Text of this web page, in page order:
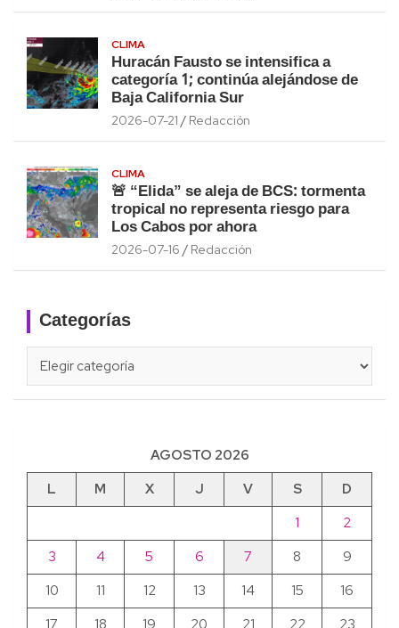
CLIMA
Huracán Fausto se intensifica a
categoría 1; continúa alejándose de
Baja California Sur
2026-07-21 Redacción
CLIMA
🚨 “Elida” se aleja de BCS: tormenta
tropical no representa riesgo para
Los Cabos por ahora
2026-07-16 Redacción
Categorías
AGOSTO 2026
L
M X J V S
D
1
2
3
4 5 6 7 8
9
10
11 12 13 14 15
16
17
18 19 20 21 22 23